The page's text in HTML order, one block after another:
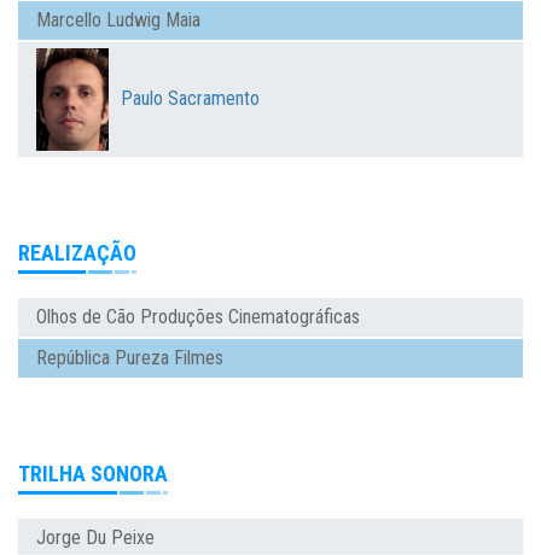
Marcello Ludwig Maia
Paulo Sacramento
REALIZAÇÃO
Olhos de Cão Produções Cinematográficas
República Pureza Filmes
TRILHA SONORA
Jorge Du Peixe